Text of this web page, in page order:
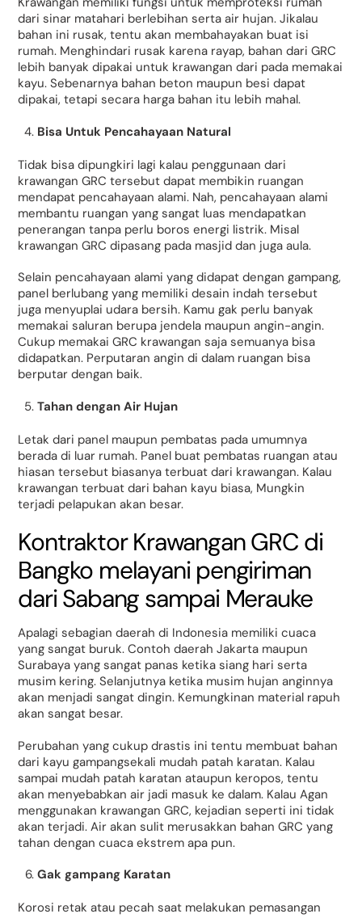
dari sinar matahari berlebihan serta air hujan. Jikalau
bahan ini rusak, tentu akan membahayakan buat isi
rumah. Menghindari rusak karena rayap, bahan dari GRC
lebih banyak dipakai untuk krawangan dari pada memakai
kayu. Sebenarnya bahan beton maupun besi dapat
dipakai, tetapi secara harga bahan itu lebih mahal.
Bisa Untuk Pencahayaan Natural
Tidak bisa dipungkiri lagi kalau penggunaan dari
krawangan GRC tersebut dapat membikin ruangan
mendapat pencahayaan alami. Nah, pencahayaan alami
membantu ruangan yang sangat luas mendapatkan
penerangan tanpa perlu boros energi listrik. Misal
krawangan GRC dipasang pada masjid dan juga aula.
Selain pencahayaan alami yang didapat dengan gampang,
panel berlubang yang memiliki desain indah tersebut
juga menyuplai udara bersih. Kamu gak perlu banyak
memakai saluran berupa jendela maupun angin-angin.
Cukup memakai GRC krawangan saja semuanya bisa
didapatkan. Perputaran angin di dalam ruangan bisa
berputar dengan baik.
Tahan dengan Air Hujan
Letak dari panel maupun pembatas pada umumnya
berada di luar rumah. Panel buat pembatas ruangan atau
hiasan tersebut biasanya terbuat dari krawangan. Kalau
krawangan terbuat dari bahan kayu biasa, Mungkin
terjadi pelapukan akan besar.
Kontraktor Krawangan GRC di
Bangko melayani pengiriman
dari Sabang sampai Merauke
Apalagi sebagian daerah di Indonesia memiliki cuaca
yang sangat buruk. Contoh daerah Jakarta maupun
Surabaya yang sangat panas ketika siang hari serta
musim kering. Selanjutnya ketika musim hujan anginnya
akan menjadi sangat dingin. Kemungkinan material rapuh
akan sangat besar.
Perubahan yang cukup drastis ini tentu membuat bahan
dari kayu gampangsekali mudah patah karatan. Kalau
sampai mudah patah karatan ataupun keropos, tentu
akan menyebabkan air jadi masuk ke dalam. Kalau Agan
menggunakan krawangan GRC, kejadian seperti ini tidak
akan terjadi. Air akan sulit merusakkan bahan GRC yang
tahan dengan cuaca ekstrem apa pun.
Gak gampang Karatan
Korosi retak atau pecah saat melakukan pemasangan